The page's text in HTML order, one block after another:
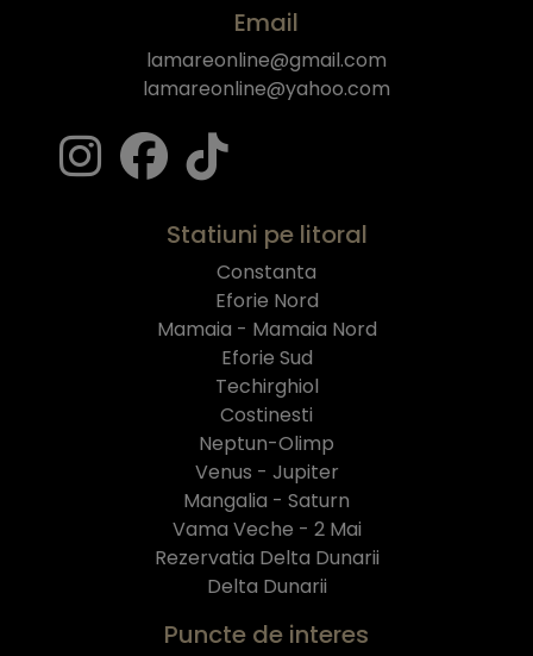
Email
lamareonline@gmail.com
lamareonline@yahoo.com
Statiuni pe litoral
Constanta
Eforie Nord
Mamaia - Mamaia Nord
Eforie Sud
Techirghiol
Costinesti
Neptun-Olimp
Venus - Jupiter
Mangalia - Saturn
Vama Veche - 2 Mai
Rezervatia Delta Dunarii
Delta Dunarii
Puncte de interes